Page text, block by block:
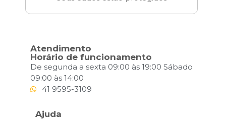
Atendimento
Horário de funcionamento
De segunda a sexta 09:00 às 19:00 Sábado
09:00 às 14:00
41 9595-3109
Ajuda